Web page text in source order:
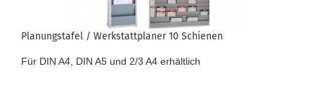
Planungstafel / Werkstattplaner 10 Schienen
Für DIN A4, DIN A5 und 2/3 A4 erhältlich